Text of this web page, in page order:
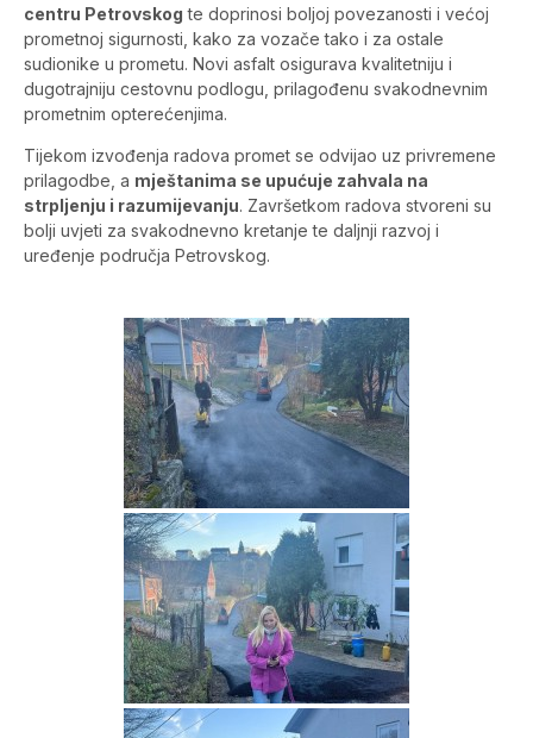
centru Petrovskog te doprinosi boljoj povezanosti i većoj
prometnoj sigurnosti, kako za vozače tako i za ostale
sudionike u prometu. Novi asfalt osigurava kvalitetniju i
dugotrajniju cestovnu podlogu, prilagođenu svakodnevnim
prometnim opterećenjima.
Tijekom izvođenja radova promet se odvijao uz privremene
prilagodbe, a mještanima se upućuje zahvala na
strpljenju i razumijevanju. Završetkom radova stvoreni su
bolji uvjeti za svakodnevno kretanje te daljnji razvoj i
uređenje područja Petrovskog.